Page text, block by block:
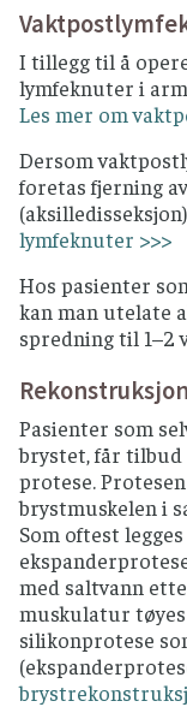
I tillegg til å
lymfeknuter i
Les mer om
Dersom
foretas fjerning
lymfeknuter >>>
Hos pasienter
kan man utelate
spredning til 1–2
Pasienter som
brystet, får
protese.
brystmuskelen i
Som oftest
med saltvann
muskulatur
silikonprotese